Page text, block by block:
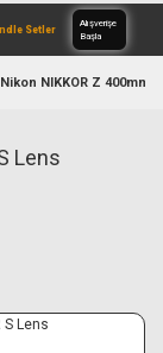
Alışverişe
Nikon NIKKOR Z 400mm
Lens